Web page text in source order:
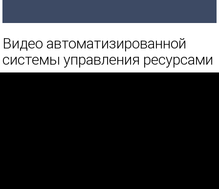
Видео автоматизированной
системы управления ресурсами